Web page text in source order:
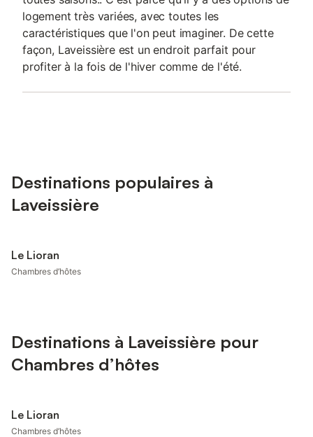
logement très variées, avec toutes les
caractéristiques que l'on peut imaginer. De cette
façon, Laveissière est un endroit parfait pour
profiter à la fois de l'hiver comme de l'été.
Destinations populaires à
Laveissière
Le Lioran
Chambres d’hôtes
Destinations à Laveissière pour
Chambres d’hôtes
Le Lioran
Chambres d’hôtes